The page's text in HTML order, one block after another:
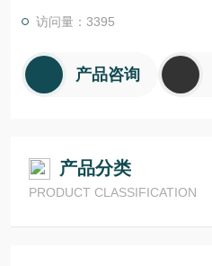
访问量：3395
产品咨询
产品分类
PRODUCT CLASSIFICATION